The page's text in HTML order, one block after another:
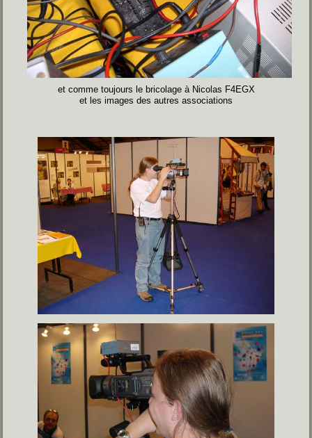
et comme toujours le bricolage à Nicolas F4EGX
et les images des autres associations